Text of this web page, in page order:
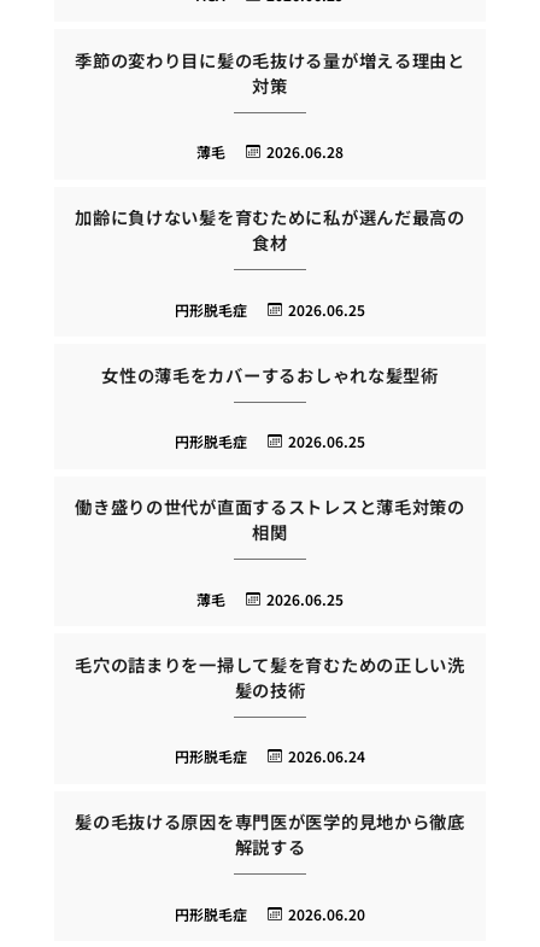
季節の変わり目に髪の毛抜ける量が増える理由と
対策
2026.06.28
薄毛
加齢に負けない髪を育むために私が選んだ最高の
食材
2026.06.25
円形脱毛症
女性の薄毛をカバーするおしゃれな髪型術
2026.06.25
円形脱毛症
働き盛りの世代が直面するストレスと薄毛対策の
相関
2026.06.25
薄毛
毛穴の詰まりを一掃して髪を育むための正しい洗
髪の技術
2026.06.24
円形脱毛症
髪の毛抜ける原因を専門医が医学的見地から徹底
解説する
2026.06.20
円形脱毛症